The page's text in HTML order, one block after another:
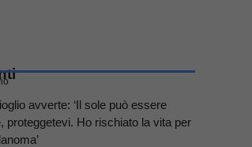
avverte: ‘Il sole può essere
proteggetevi. Ho rischiato la vita per